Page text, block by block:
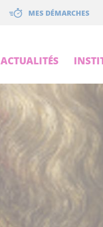
MES DÉMARCHES
ACTUALITÉS